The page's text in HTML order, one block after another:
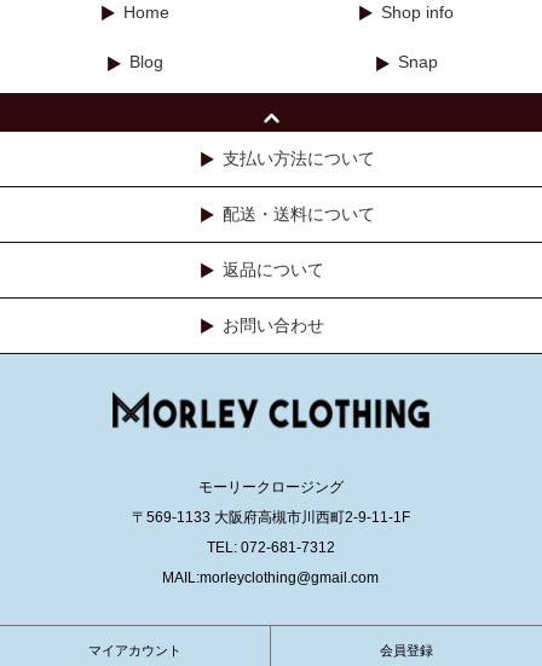
Home Shop info
Blog Snap
支払い方法について
配送・送料について
返品について
お問い合わせ
モーリークロージング
〒569-1133 大阪府高槻市川西町2-9-11-1F
TEL: 072-681-7312
MAIL:morleyclothing@gmail.com
マイアカウント 会員登録